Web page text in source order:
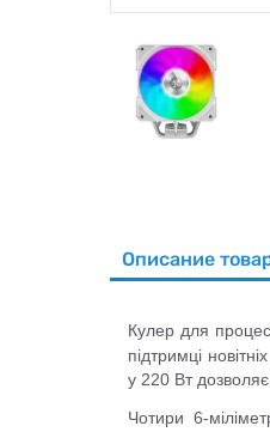
Описание
Кулер для
підтримці
у 220 Вт
Чотири 6-